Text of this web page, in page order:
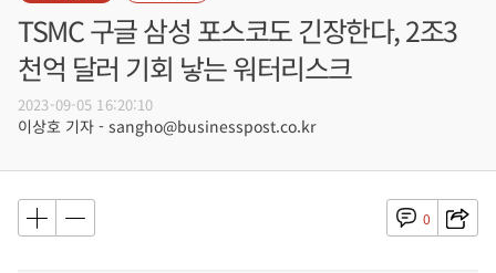
TSMC 구글 삼성 포스코도 긴장한다, 2조3
천억 달러 기회 낳는 워터리스크
2023-09-05 16:20:10
이상호 기자 - sangho@businesspost.co.kr
0